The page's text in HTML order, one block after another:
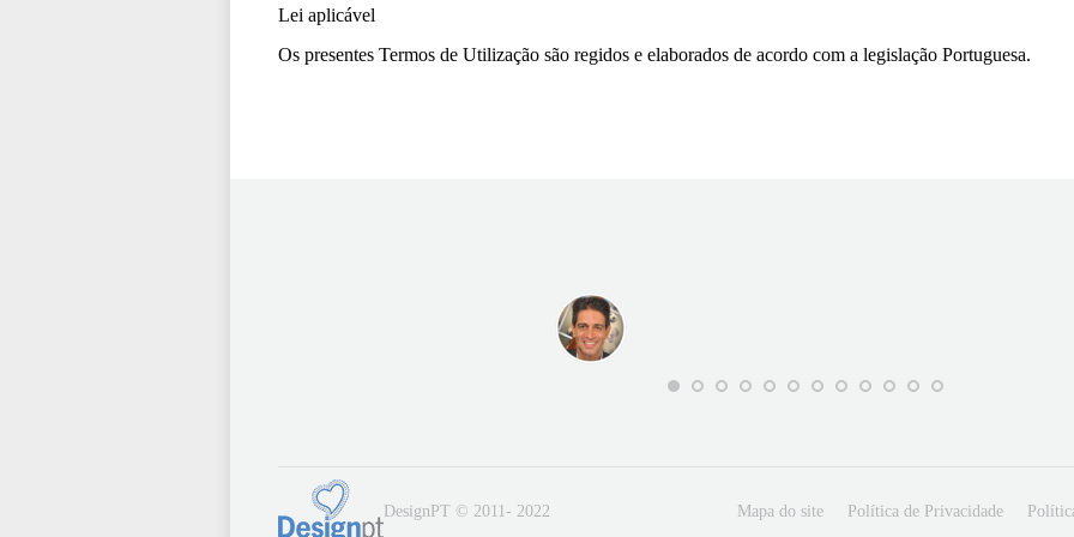
Lei aplicável
Os presentes Termos de Utilização são regidos e elaborados de acordo com a legislação Portuguesa.
DesignPT © 2011- 2022 Mapa do site Política de Privacidade